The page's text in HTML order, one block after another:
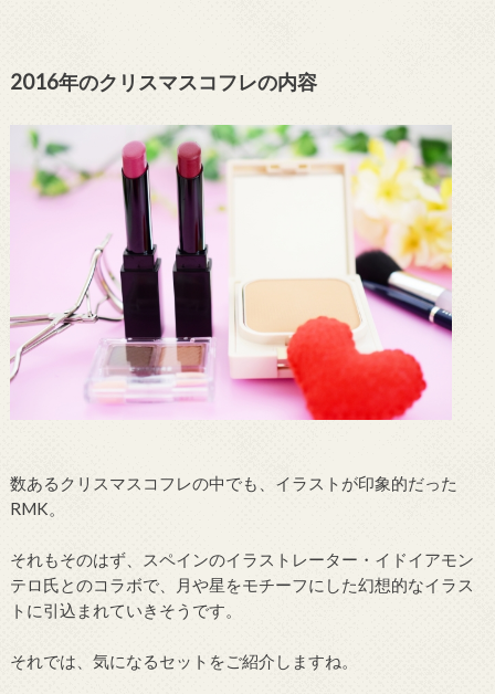
2016年のクリスマスコフレの内容
数あるクリスマスコフレの中でも、イラストが印象的だった
RMK。
それもそのはず、スペインのイラストレーター・イドイアモン
テロ氏とのコラボで、月や星をモチーフにした幻想的なイラス
トに引込まれていきそうです。
それでは、気になるセットをご紹介しますね。